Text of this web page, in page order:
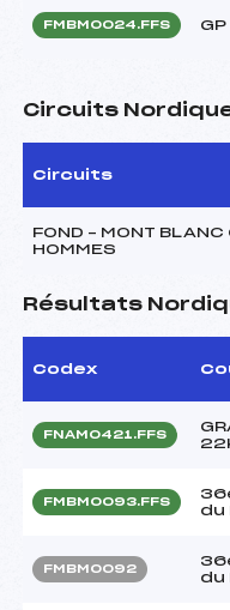
FMBM0024.FFS
Circuits
Circuits
FOND – MONT
HOMMES
Résultats
Codex
FNAM0421.FFS
FMBM0093.FFS
du
FMBM0092
du